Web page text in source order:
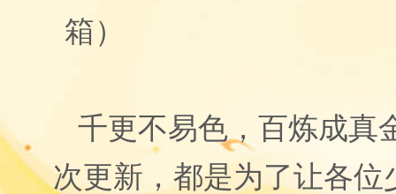
箱）
千更不易色，百炼成真
次更新，都是为了让各位